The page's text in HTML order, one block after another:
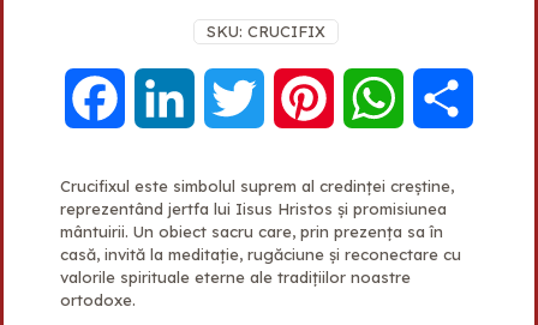
SKU: CRUCIFIX
c
e
n
k
i
t
n
t
a
t
Crucifixul este simbolul suprem al credinței creștine,
reprezentând jertfa lui Iisus Hristos și promisiunea
mântuirii. Un obiect sacru care, prin prezența sa în
casă, invită la meditație, rugăciune și reconectare cu
valorile spirituale eterne ale tradițiilor noastre
ortodoxe.